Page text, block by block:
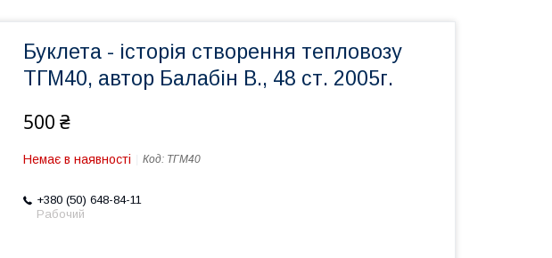
Буклета - історія створення тепловозу
ТГМ40, автор Балабін В., 48 ст. 2005г.
500 ₴
Немає в наявності Код: ТГМ40
+380 (50) 648-84-11
Рабочий